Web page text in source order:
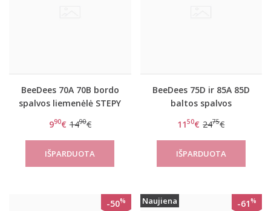
BeeDees 70A 70B bordo
spalvos liemenėlė STEPY
990€ 1490€
BeeDees 75D ir 85A 85D
baltos spalvos
WHPM
1150€ 2475€
-50% Naujiena -61%